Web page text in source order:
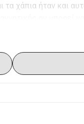
χάπια ήταν και
στην στιγμή ουρεί